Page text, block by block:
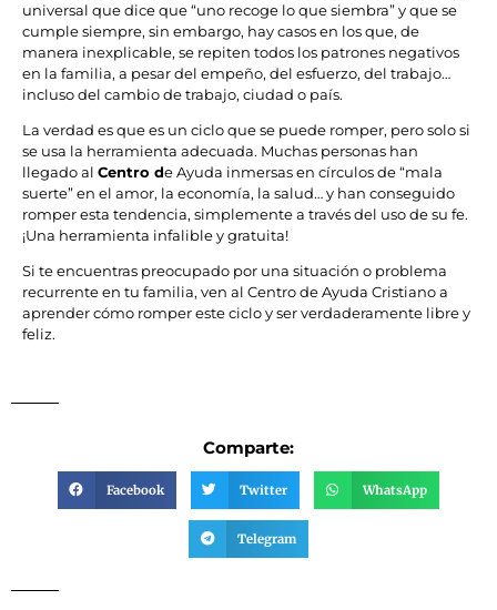
universal que dice que “uno recoge lo que siembra” y que se
cumple siempre, sin embargo, hay casos en los que, de
manera inexplicable, se repiten todos los patrones negativos
en la familia, a pesar del empeño, del esfuerzo, del trabajo…
incluso del cambio de trabajo, ciudad o país.
La verdad es que es un ciclo que se puede romper, pero solo si
se usa la herramienta adecuada. Muchas personas han
llegado al Centro de Ayuda inmersas en círculos de “mala
suerte” en el amor, la economía, la salud… y han conseguido
romper esta tendencia, simplemente a través del uso de su fe.
¡Una herramienta infalible y gratuita!
Si te encuentras preocupado por una situación o problema
recurrente en tu familia, ven al Centro de Ayuda Cristiano a
aprender cómo romper este ciclo y ser verdaderamente libre y
feliz.
Comparte:
Facebook Twitter WhatsApp
Telegram